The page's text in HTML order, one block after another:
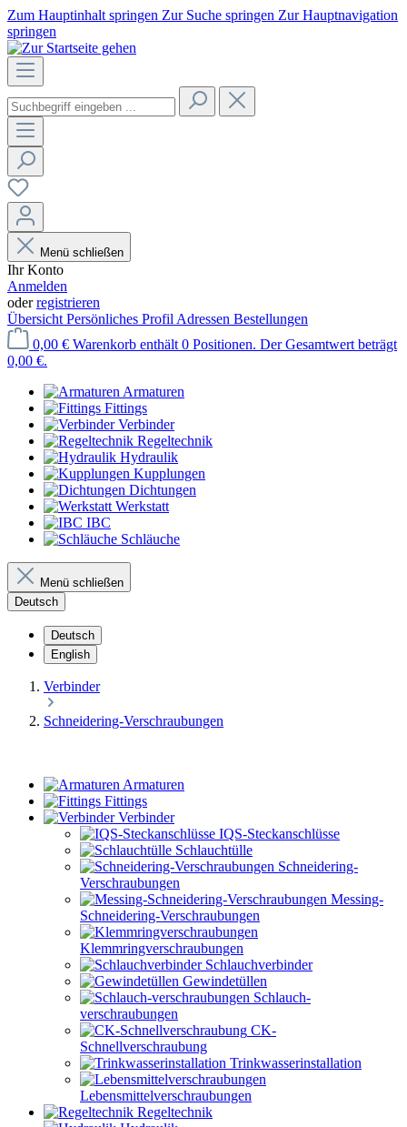
Zum Hauptinhalt springen Zur Suche springen Zur Hauptnavigation
springen
Menü schließen
Ihr Konto
Anmelden
oderregistrieren
Übersicht Persönliches Profil Adressen Bestellungen
0,00 € Warenkorb enthält 0 Positionen. Der Gesamtwert beträgt
0,00 €.
Armaturen
Fittings
Verbinder
Regeltechnik
Hydraulik
Kupplungen
Dichtungen
Werkstatt
IBC
Schläuche
Menü schließen
Deutsch
Deutsch
English
Verbinder
Schneidering-Verschraubungen
Armaturen
Fittings
Verbinder
IQS-Steckanschlüsse
Schlauchtülle
Schneidering-
Verschraubungen
Messing-
Schneidering-Verschraubungen
Klemmringverschraubungen
Schlauchverbinder
Gewindetüllen
Schlauch-
verschraubungen
CK-
Schnellverschraubung
Trinkwasser­installation
Lebensmittelverschraubungen
Regeltechnik